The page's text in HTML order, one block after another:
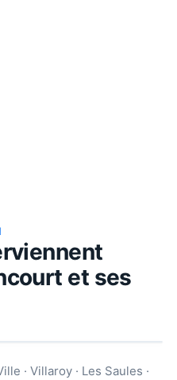
et ses
· Villaroy · Les Saules ·